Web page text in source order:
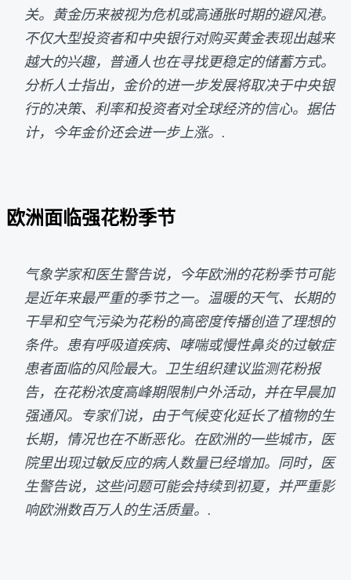
关。黄金历来被视为危机或高通胀时期的避风港。
不仅大型投资者和中央银行对购买黄金表现出越来
越大的兴趣，普通人也在寻找更稳定的储蓄方式。
分析人士指出，金价的进一步发展将取决于中央银
行的决策、利率和投资者对全球经济的信心。据估
计，今年金价还会进一步上涨。.
欧洲面临强花粉季节
气象学家和医生警告说，今年欧洲的花粉季节可能
是近年来最严重的季节之一。温暖的天气、长期的
干旱和空气污染为花粉的高密度传播创造了理想的
条件。患有呼吸道疾病、哮喘或慢性鼻炎的过敏症
患者面临的风险最大。卫生组织建议监测花粉报
告，在花粉浓度高峰期限制户外活动，并在早晨加
强通风。专家们说，由于气候变化延长了植物的生
长期，情况也在不断恶化。在欧洲的一些城市，医
院里出现过敏反应的病人数量已经增加。同时，医
生警告说，这些问题可能会持续到初夏，并严重影
响欧洲数百万人的生活质量。.